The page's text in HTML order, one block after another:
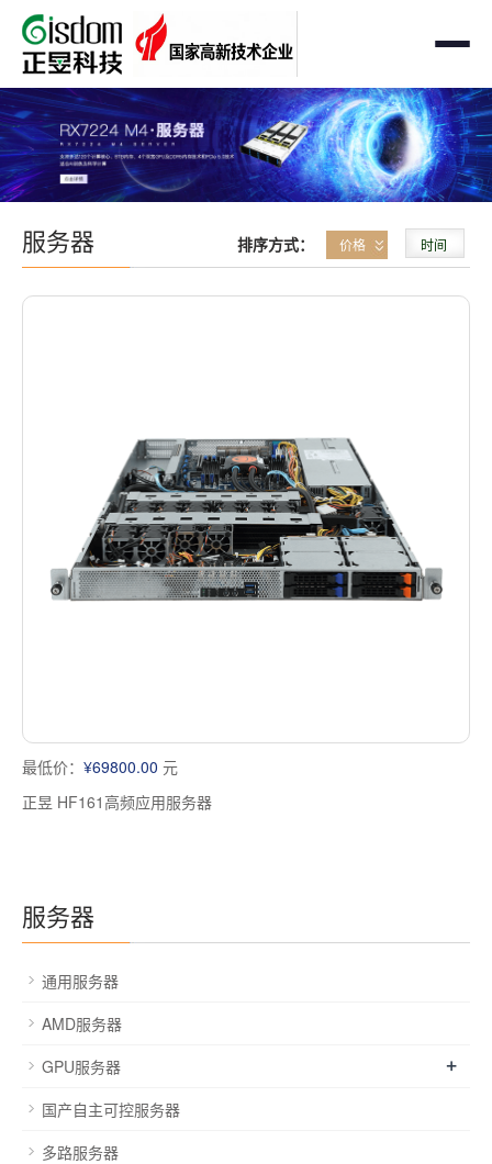
首页
工作站
AMD企业级工作站
Intel 企业级工作站
国产自主可控工作站
便携一体式工作站
多屏工作站
塔式静音通用工作站
服务器
通用服务器
多路服务器
高频应用服务器
存储服务器
云游戏服务器
存储
品牌定制化
定制化分类
成功案例
服务器 排序方式： 价格 时间
最低价： ¥69800.00 元
正昱 HF161高频应用服务器
服务器
通用服务器
AMD服务器
GPU服务器
+
国产自主可控服务器
多路服务器